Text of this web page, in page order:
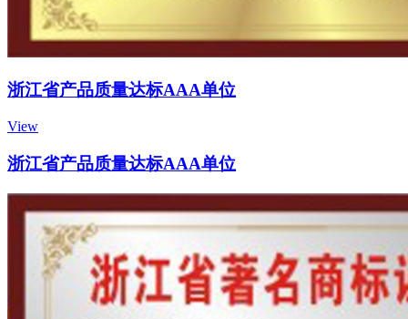
浙江省产品质量达标AAA单位
View
浙江省产品质量达标AAA单位